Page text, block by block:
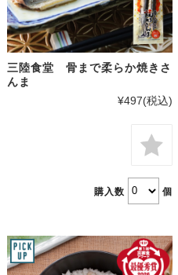
三陸食堂 骨まで柔らか焼きさ
んま
¥497(税込)
購入数 個